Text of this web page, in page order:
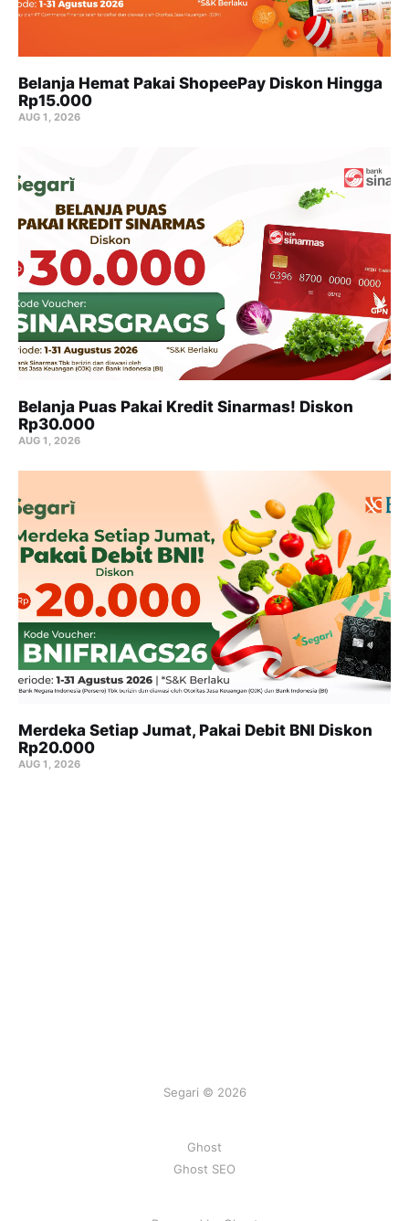
Belanja Hemat Pakai ShopeePay Diskon Hingga
Rp15.000
AUG 1, 2026
Belanja Puas Pakai Kredit Sinarmas! Diskon
Rp30.000
AUG 1, 2026
Merdeka Setiap Jumat, Pakai Debit BNI Diskon
Rp20.000
AUG 1, 2026
Segari © 2026
Ghost
Ghost SEO